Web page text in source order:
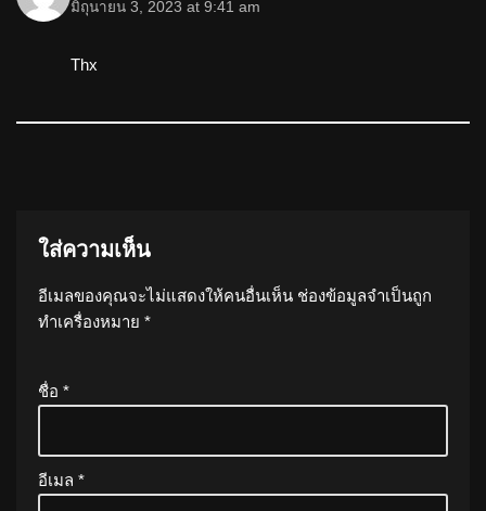
มิถุนายน 3, 2023 at 9:41 am
Thx
ใส่ความเห็น
อีเมลของคุณจะไม่แสดงให้คนอื่นเห็น ช่องข้อมูลจำเป็นถูก
ทำเครื่องหมาย *
ชื่อ *
อีเมล *